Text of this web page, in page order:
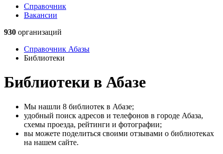
Справочник
Вакансии
930 организаций
Справочник Абазы
Библиотеки
Библиотеки в Абазе
Мы нашли 8 библиотек в Абазе;
удобный поиск адресов и телефонов в городе Абаза,
схемы проезда, рейтинги и фотографии;
вы можете поделиться своими отзывами о библиотеках
на нашем сайте.